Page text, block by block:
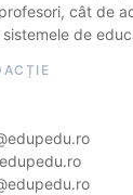
cât de
de